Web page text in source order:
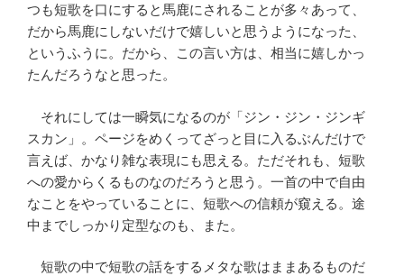
つも短歌を口にすると馬鹿にされることが多々あって、
だから馬鹿にしないだけで嬉しいと思うようになった、
というふうに。だから、この言い方は、相当に嬉しかっ
たんだろうなと思った。
それにしては一瞬気になるのが「ジン・ジン・ジンギ
スカン」。ページをめくってざっと目に入るぶんだけで
言えば、かなり雑な表現にも思える。ただそれも、短歌
への愛からくるものなのだろうと思う。一首の中で自由
なことをやっていることに、短歌への信頼が窺える。途
中までしっかり定型なのも、また。
短歌の中で短歌の話をするメタな歌はままあるものだ